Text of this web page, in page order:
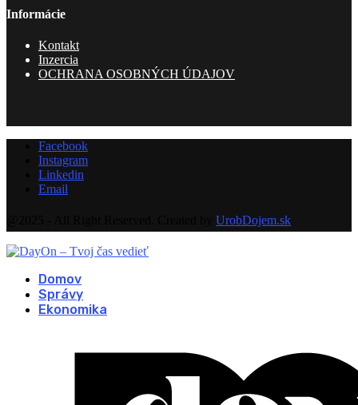
Informácie
Kontakt
Inzercia
OCHRANA OSOBNÝCH ÚDAJOV
Facebook
Instagram
Linkedin
Email
UrobDojem.sk
Domov
Správy
Ekonomika